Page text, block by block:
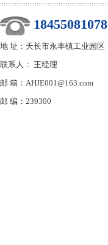
18455081078
地 址：天长市永丰镇工业园区
联系人： 王经理
邮 箱：AHJE001@163.com
邮 编：239300